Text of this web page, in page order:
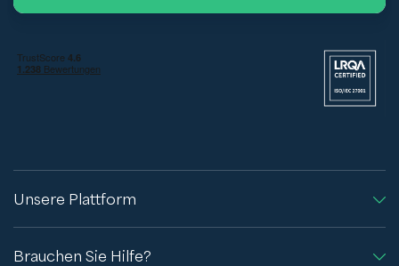
Unsere Plattform
Brauchen Sie Hilfe?